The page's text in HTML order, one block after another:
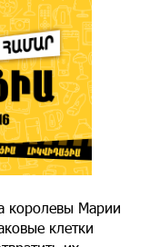
королевы Марии
клетки